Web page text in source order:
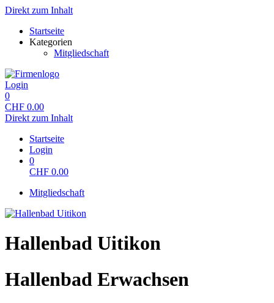
Direkt zum Inhalt
Startseite
Kategorien
Mitgliedschaft
Login
0
CHF 0.00
Direkt zum Inhalt
Startseite
Login
0
CHF 0.00
Mitgliedschaft
Hallenbad Uitikon
Hallenbad Erwachsen